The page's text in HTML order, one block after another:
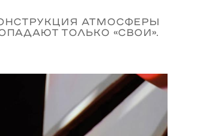
атмосферы
только «свои».